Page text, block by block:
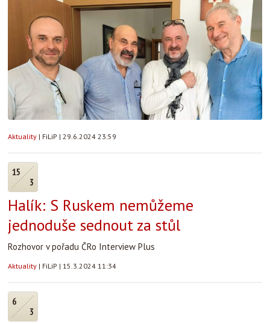
Aktuality | FiLiP | 29.6.2024 23:59
15
3
Halík: S Ruskem nemůžeme
jednoduše sednout za stůl
Rozhovor v pořadu ČRo Interview Plus
Aktuality | FiLiP | 15.3.2024 11:34
6
3